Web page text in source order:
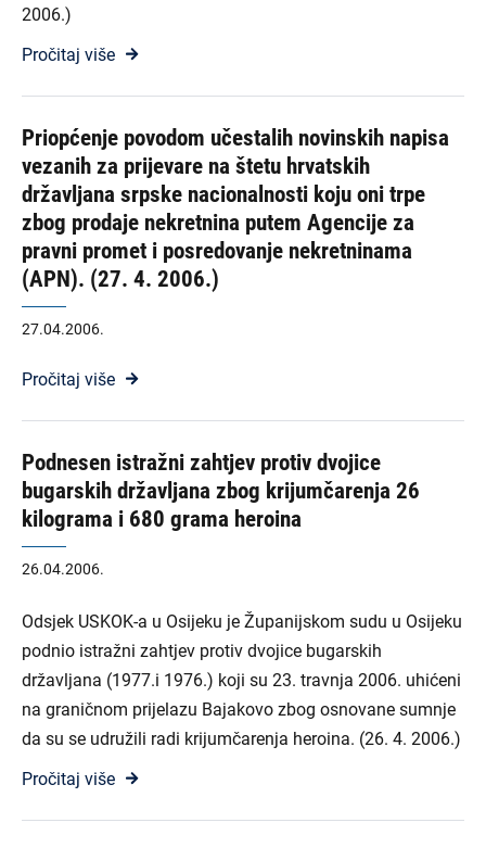
2006.)
Pročitaj više
Priopćenje povodom učestalih novinskih napisa
vezanih za prijevare na štetu hrvatskih
državljana srpske nacionalnosti koju oni trpe
zbog prodaje nekretnina putem Agencije za
pravni promet i posredovanje nekretninama
(APN). (27. 4. 2006.)
27.04.2006.
Pročitaj više
Podnesen istražni zahtjev protiv dvojice
bugarskih državljana zbog krijumčarenja 26
kilograma i 680 grama heroina
26.04.2006.
Odsjek USKOK-a u Osijeku je Županijskom sudu u Osijeku
podnio istražni zahtjev protiv dvojice bugarskih
državljana (1977.i 1976.) koji su 23. travnja 2006. uhićeni
na graničnom prijelazu Bajakovo zbog osnovane sumnje
da su se udružili radi krijumčarenja heroina. (26. 4. 2006.)
Pročitaj više